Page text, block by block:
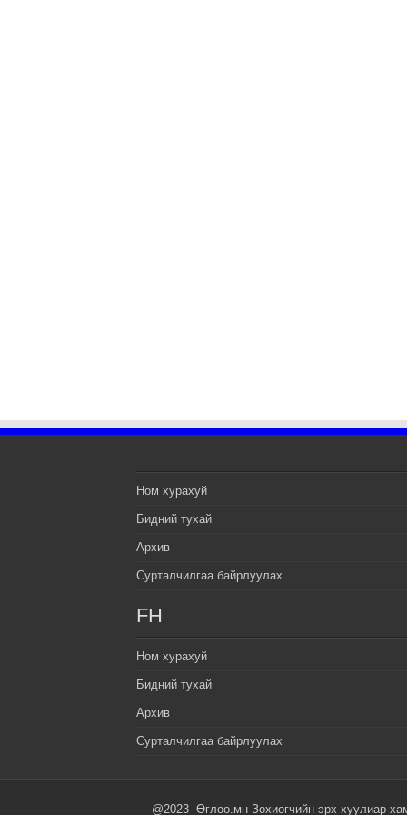
Ном хурахуй
Бидний тухай
Архив
Сурталчилгаа байрлуулах
FH
Ном хурахуй
Бидний тухай
Архив
Сурталчилгаа байрлуулах
@2023 -Өглөө.мн Зохиогчийн эрх хуулиар